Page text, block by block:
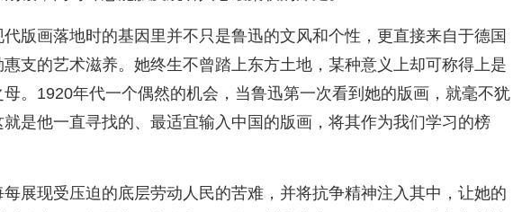
代版画落地时的基因里并不只是鲁迅的文风和个性，更直接来自于德国
惠支的艺术滋养。她终生不曾踏上东方土地，某种意义上却可称得上是
母。1920年代一个偶然的机会，当鲁迅第一次看到她的版画，就毫不犹
是他一直寻找的、最适宜输入中国的版画，将其作为我们学习的榜
每展现受压迫的底层劳动人民的苦难，并将抗争精神注入其中，让她的